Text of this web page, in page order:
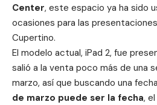
Center, este espacio ya ha sido
ocasiones para las
Cupertino.
El modelo actual, iPad 2, fue
salió a la venta poco más de una
marzo, así que buscando una
de marzo puede ser la fecha,